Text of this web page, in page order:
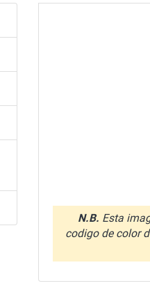
N.B. Esta
codigo de color